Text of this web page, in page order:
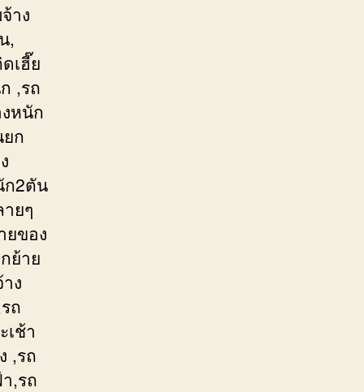
าง
,
เฮี๊ย
,รถ
หนัก
ก
ก2ตัน
ยๆ
ยของ
ย้าย
ง
ถ
ช้า
,รถ
,รถ